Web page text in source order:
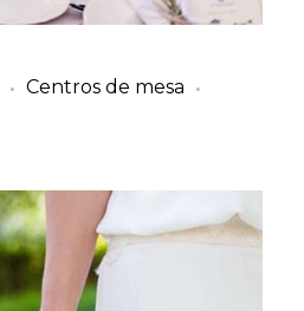
Centros de mesa